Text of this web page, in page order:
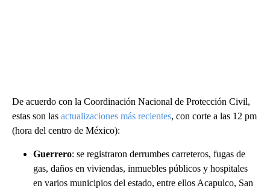
De acuerdo con la Coordinación Nacional de Protección Civil,
estas son las actualizaciones más recientes, con corte a las 12 pm
(hora del centro de México):
Guerrero: se registraron derrumbes carreteros, fugas de
gas, daños en viviendas, inmuebles públicos y hospitales
en varios municipios del estado, entre ellos Acapulco, San